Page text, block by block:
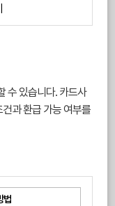
수 있습니다. 카드사
과 환급 가능 여부를
법